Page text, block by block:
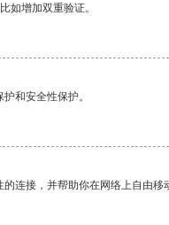
如增加双重验证。
和安全性保护。
连接，并帮助你在网络上自由移